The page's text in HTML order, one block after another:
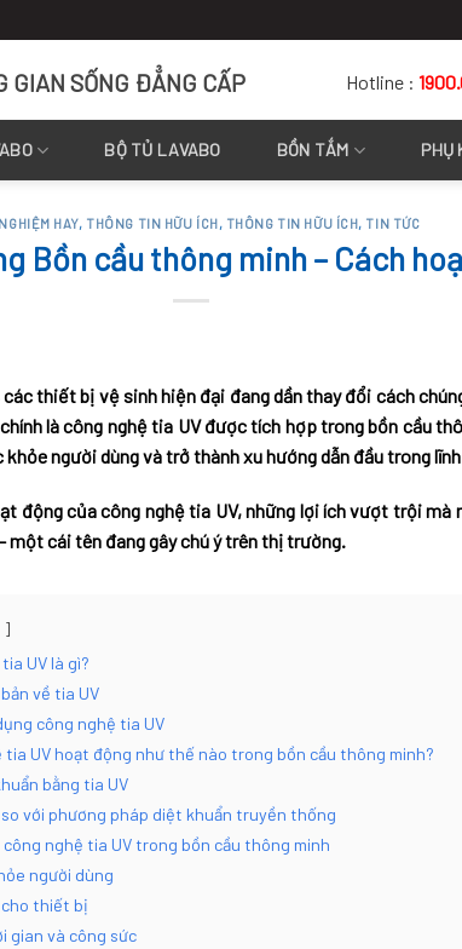
GIAN SỐNG ĐẲNG CẤP Hotline :
BỘ TỦ LAVABO BỒN TẮM PHỤ
HAY, THÔNG TIN HỮU ÍCH, THÔNG TIN HỮU ÍCH, TIN TỨC
Bồn cầu thông minh – Cách
thiết bị vệ sinh hiện đại đang dần thay đổi cách
là công nghệ tia UV được tích hợp trong bồn cầu
người dùng và trở thành xu hướng dẫn đầu trong
động của công nghệ tia UV, những lợi ích vượt trội
một cái tên đang gây chú ý trên thị trường.
UV là gì?
về tia UV
công nghệ tia UV
tia UV hoạt động như thế nào trong bồn cầu thông minh?
bằng tia UV
với phương pháp diệt khuẩn truyền thống
công nghệ tia UV trong bồn cầu thông minh
người dùng
thiết bị
gian và công sức